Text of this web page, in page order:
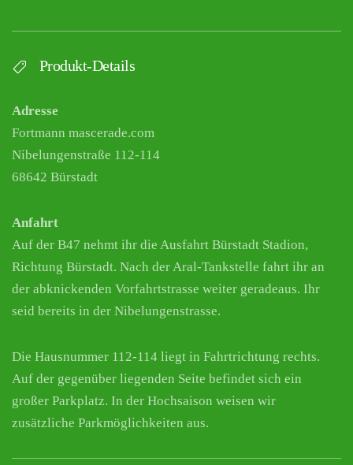
Produkt-Details
Adresse
Fortmann mascerade.com
Nibelungenstraße 112-114
68642 Bürstadt
Anfahrt
Auf der B47 nehmt ihr die Ausfahrt Bürstadt Stadion,
Richtung Bürstadt. Nach der Aral-Tankstelle fahrt ihr an
der abknickenden Vorfahrtstrasse weiter geradeaus. Ihr
seid bereits in der Nibelungenstrasse.
Die Hausnummer 112-114 liegt in Fahrtrichtung rechts.
Auf der gegenüber liegenden Seite befindet sich ein
großer Parkplatz. In der Hochsaison weisen wir
zusätzliche Parkmöglichkeiten aus.